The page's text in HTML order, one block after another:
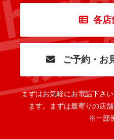
各店
ご予約・お
まずはお気軽にお電話下さい
ます。
まずは最寄りの店
※一部